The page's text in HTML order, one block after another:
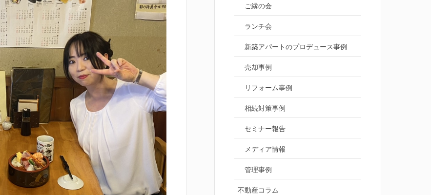
ご縁の会
ランチ会
新築アパートのプロデュース事例
売却事例
リフォーム事例
相続対策事例
セミナー報告
メディア情報
管理事例
不動産コラム